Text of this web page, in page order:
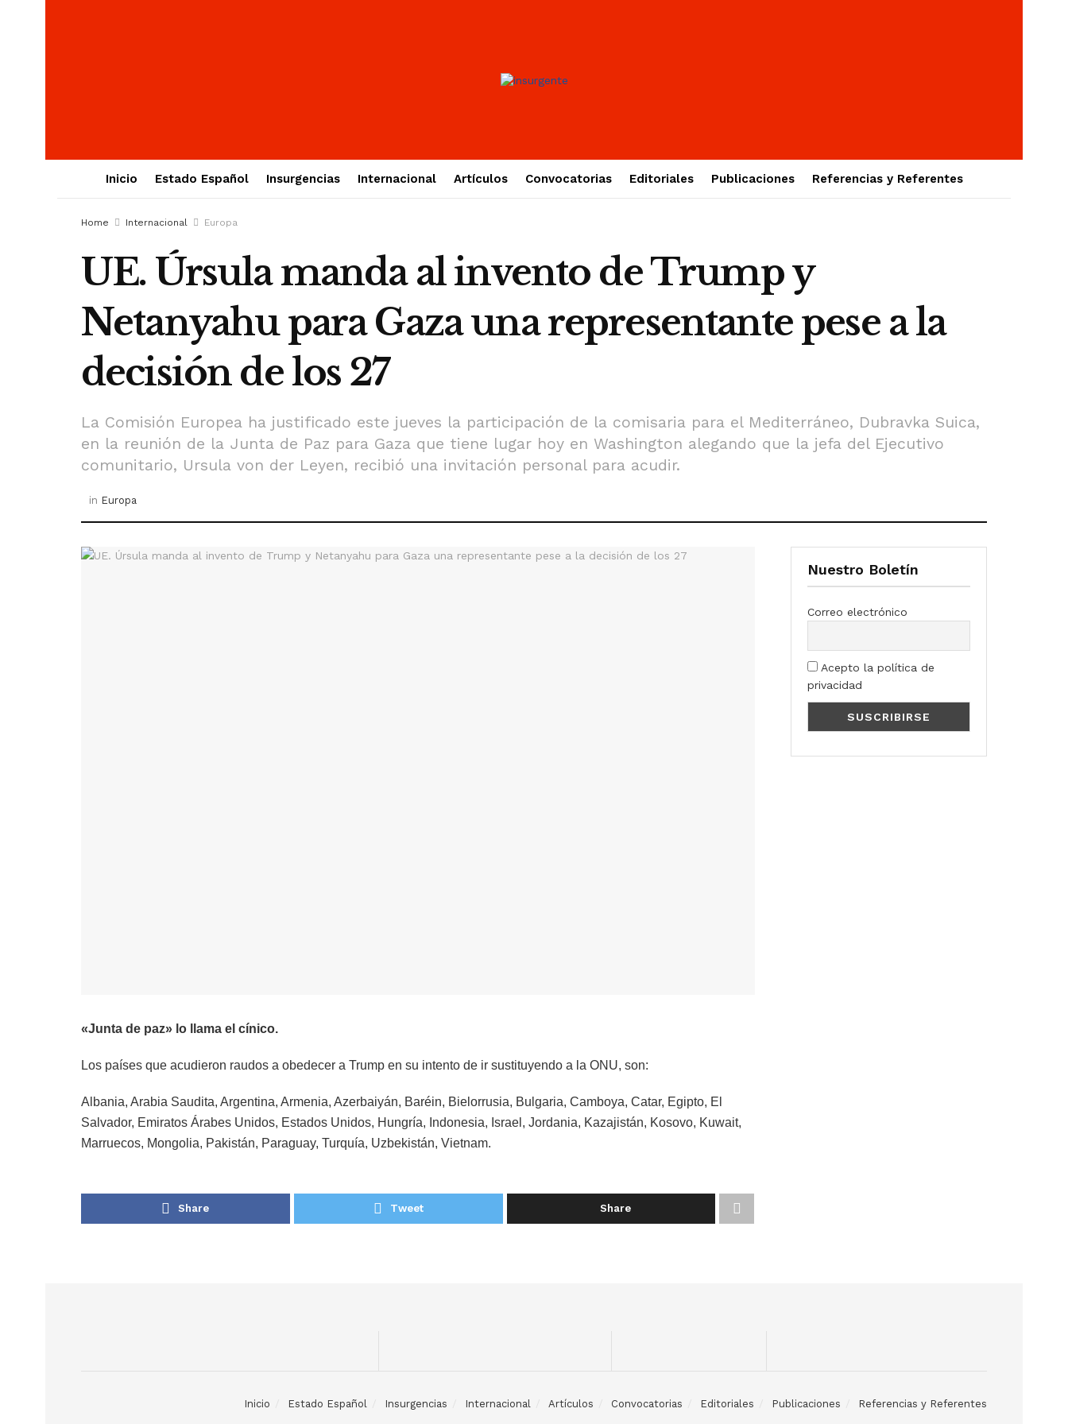
Inicio Estado Español Insurgencias Internacional Artículos Convocatorias Editoriales Publicaciones Referencias y Referentes
Home Internacional Europa
UE. Úrsula manda al invento de Trump y
Netanyahu para Gaza una representante pese a la
decisión de los 27
La Comisión Europea ha justificado este jueves la participación de la comisaria para el Mediterráneo, Dubravka Suica,
en la reunión de la Junta de Paz para Gaza que tiene lugar hoy en Washington alegando que la jefa del Ejecutivo
comunitario, Ursula von der Leyen, recibió una invitación personal para acudir.
in Europa
«Junta de paz» lo llama el cínico.
Los países que acudieron raudos a obedecer a Trump en su intento de ir sustituyendo a la ONU, son:
Albania, Arabia Saudita, Argentina, Armenia, Azerbaiyán, Baréin, Bielorrusia, Bulgaria, Camboya, Catar, Egipto, El
Salvador, Emiratos Árabes Unidos, Estados Unidos, Hungría, Indonesia, Israel, Jordania, Kazajistán, Kosovo, Kuwait,
Marruecos, Mongolia, Pakistán, Paraguay, Turquía, Uzbekistán, Vietnam.
Share Tweet Share
Nuestro Boletín
Correo electrónico
Acepto la política de
privacidad
Inicio Estado Español Insurgencias Internacional Artículos Convocatorias Editoriales Publicaciones Referencias y Referentes